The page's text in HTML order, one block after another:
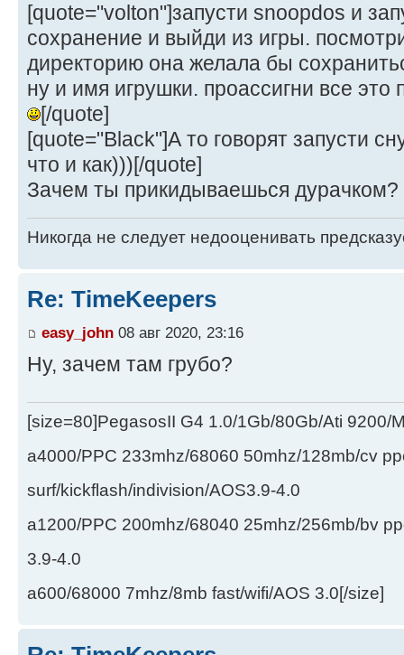
[quote="volton"]запусти snoopdos и
сохранение и выйди из игры.
директорию она желала бы
ну и имя игрушки. проассигни все
[/quote]
[quote="Black"]А то говорят запусти
что и как)))[/quote]
Зачем ты прикидываешься дурачком?
Никогда не следует недооценивать
Re: TimeKeepers
easy_john 08 авг 2020, 23:16
Ну, зачем там грубо?
[size=80]PegasosII G4 1.0/1Gb/80Gb/Ati 9200/
a4000/PPC 233mhz/68060 50mhz/128mb/cv
surf/kickflash/indivision/AOS3.9-4.0
a1200/PPC 200mhz/68040 25mhz/256mb/bv
3.9-4.0
a600/68000 7mhz/8mb fast/wifi/AOS 3.0[/size]